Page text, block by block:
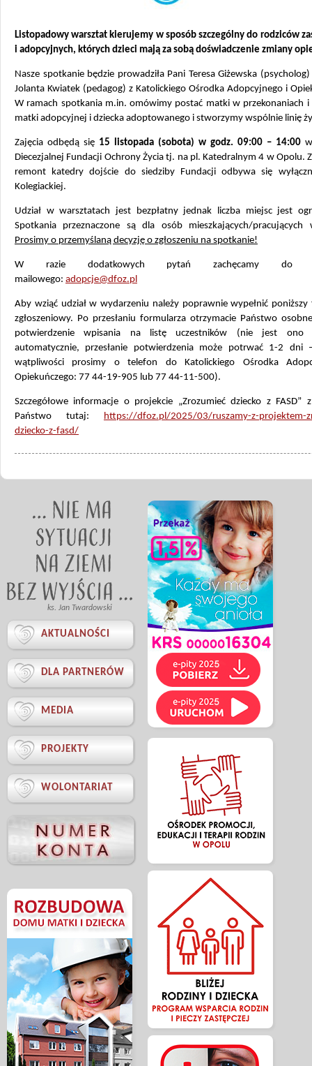
Listopadowy warsztat kierujemy w sposób szczególny do rodziców
i adopcyjnych, których dzieci mają za sobą doświadczenie zmiany
Nasze spotkanie będzie prowadziła Pani Teresa Giżewska
Jolanta Kwiatek (pedagog) z Katolickiego Ośrodka Adopcyjnego i
W ramach spotkania m.in. omówimy postać matki w przekonaniach i
matki adopcyjnej i dziecka adoptowanego i stworzymy wspólnie linię
Zajęcia odbędą się 15 listopada (sobota) w godz. 09:00 – 14:00
Diecezjalnej Fundacji Ochrony Życia tj. na pl. Katedralnym 4 w Opolu.
remont katedry dojście do siedziby Fundacji odbywa się
Kolegiackiej.
Udział w warsztatach jest bezpłatny jednak liczba miejsc jest
Spotkania przeznaczone są dla osób mieszkających/pracujących
Prosimy o przemyślaną decyzję o zgłoszeniu na spotkanie!
W razie dodatkowych pytań zachęcamy do
mailowego: adopcje@dfoz.pl
Aby wziąć udział w wydarzeniu należy poprawnie wypełnić
zgłoszeniowy. Po przesłaniu formularza otrzymacie Państwo
potwierdzenie wpisania na listę uczestników (nie jest ono
automatycznie, przesłanie potwierdzenia może potrwać 1-2 dni
wątpliwości prosimy o telefon do Katolickiego Ośrodka
Opiekuńczego: 77 44-19-905 lub 77 44-11-500).
Szczegółowe informacje o projekcie „Zrozumieć dziecko z FASD”
Państwo tutaj:
https://dfoz.pl/2025/03/ruszamy-z-projektem-
dziecko-z-fasd/
ks. Jan Twardowski
 AKTUALNOŚCI
 DLA PARTNERÓW
 MEDIA
 PROJEKTY
 WOLONTARIAT